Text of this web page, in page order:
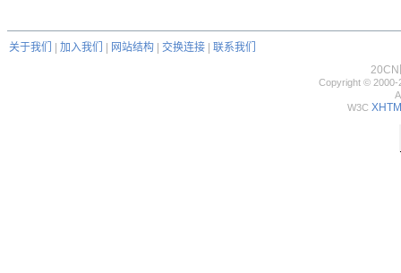
关于我们 加入我们 网站结构 交换连接
联系我们
20CN
Copyright © 2000-
W3C